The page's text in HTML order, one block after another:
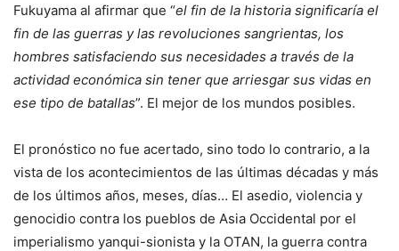
Fukuyama al afirmar que “el fin de la historia significaría el
fin de las guerras y las revoluciones sangrientas, los
hombres satisfaciendo sus necesidades a través de la
actividad económica sin tener que arriesgar sus vidas en
ese tipo de batallas”. El mejor de los mundos posibles.
El pronóstico no fue acertado, sino todo lo contrario, a la
vista de los acontecimientos de las últimas décadas y más
de los últimos años, meses, días… El asedio, violencia y
genocidio contra los pueblos de Asia Occidental por el
imperialismo yanqui-sionista y la OTAN, la guerra contra